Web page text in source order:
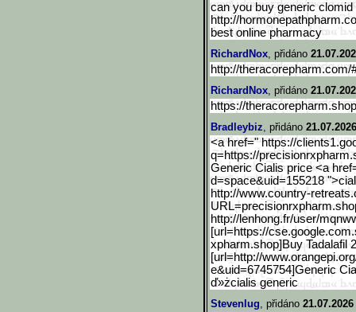
can you buy generic
http://
best online pharmacy
RichardNox, přidáno
http://theracorepharm.com/
RichardNox, přidáno
https://
Bradleybiz, přidáno
<a href=" https://
q=https://precisionrxphar
Generic Cialis price <a
d=space&uid=155218
http://www.country-retrea
http://lenhong.fr/user/
[url=https://cse.google.c
xpharm.shop]Buy Tadalafil
[url=http://
e&uid=6745754]Generic
ď»żcialis generic
Stevenlug, přidáno